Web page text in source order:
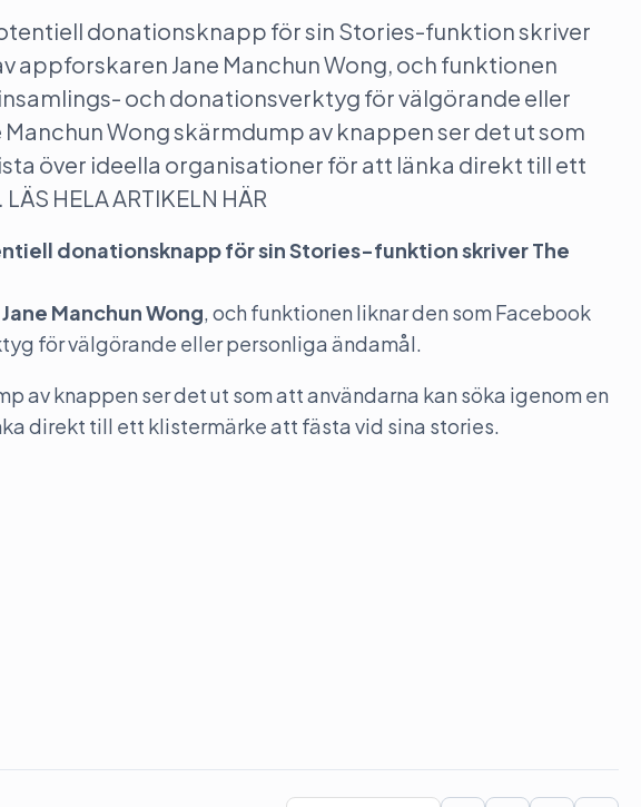
donationsknapp för sin Stories-funktion skriver
appforskaren Jane Manchun Wong, och funktionen
och donationsverktyg för välgörande eller
Wong skärmdump av knappen ser det ut som
över ideella organisationer för att länka direkt till ett
HELA ARTIKELN HÄR
donationsknapp för sin Stories-funktion skriver The
Jane Manchun Wong, och funktionen liknar den som Facebook
för välgörande eller personliga ändamål.
av knappen ser det ut som att användarna kan söka igenom en
direkt till ett klistermärke att fästa vid sina stories.